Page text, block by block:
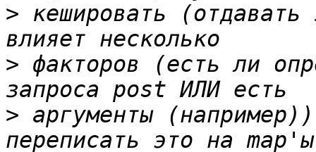
> кешировать
> факторов (есть ли
> аргументы